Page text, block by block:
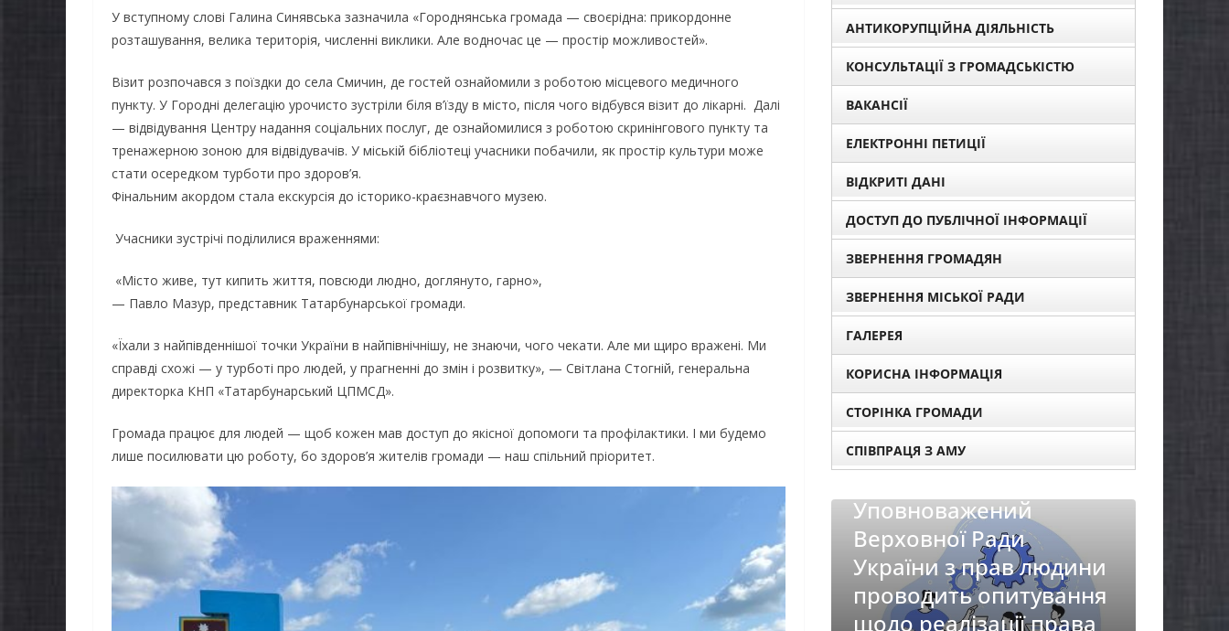
У вступному слові Галина Синявська зазначила «Городнянська громада — своєрідна: прикордонне
розташування, велика територія, численні виклики. Але водночас це — простір можливостей».
Візит розпочався з поїздки до села Смичин, де гостей ознайомили з роботою місцевого медичного
пункту. У Городні делегацію урочисто зустріли біля в’їзду в місто, після чого відбувся візит до лікарні. Далі
— відвідування Центру надання соціальних послуг, де ознайомилися з роботою скринінгового пункту та
тренажерною зоною для відвідувачів. У міській бібліотеці учасники побачили, як простір культури може
стати осередком турботи про здоров’я.
Фінальним акордом стала екскурсія до історико-краєзнавчого музею.
Учасники зустрічі поділилися враженнями:
«Місто живе, тут кипить життя, повсюди людно, доглянуто, гарно»,
— Павло Мазур, представник Татарбунарської громади.
«Їхали з найпівденнішої точки України в найпівнічнішу, не знаючи, чого чекати. Але ми щиро вражені. Ми
справді схожі — у турботі про людей, у прагненні до змін і розвитку», — Світлана Стогній, генеральна
директорка КНП «Татарбунарський ЦПМСД».
Громада працює для людей — щоб кожен мав доступ до якісної допомоги та профілактики. І ми будемо
лише посилювати цю роботу, бо здоров’я жителів громади — наш спільний пріоритет.
АНТИКОРУПЦІЙНА ДІЯЛЬНІСТЬ
КОНСУЛЬТАЦІЇ З ГРОМАДСЬКІСТЮ
ВАКАНСІЇ
ЕЛЕКТРОННІ ПЕТИЦІЇ
ВІДКРИТІ ДАНІ
ДОСТУП ДО ПУБЛІЧНОЇ ІНФОРМАЦІЇ
ЗВЕРНЕННЯ ГРОМАДЯН
ЗВЕРНЕННЯ МІСЬКОЇ РАДИ
ГАЛЕРЕЯ
КОРИСНА ІНФОРМАЦІЯ
СТОРІНКА ГРОМАДИ
СПІВПРАЦЯ З АМУ
України з прав людини
проводить опитування
щодо реалізації права
НОВИНИ